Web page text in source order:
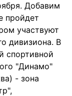
Добавим
пройдет
участвуют
дивизиона. В
спортивной
"Динамо"
- зона